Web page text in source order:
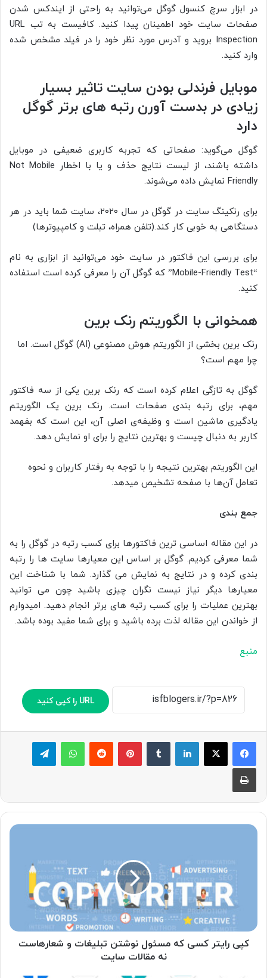
در ابزار سرچ کنسول گوگل می‌توانید به راحتی از ایندکس شدن
صفحات سایت خود اطمینان پیدا کنید. کافیست به تب URL
Inspection بروید و آدرس مورد نظر خود را در فیلد مشخص شده
وارد کنید.
موبایل فرندلی بودن سایت تاثیر بسیار
زیادی در بدست آورن رتبه های برتر گوگل
دارد
گوگل می‌گوید: صفحاتی که تجربه کاربری ضعیفی در موبایل
داشته باشند، از لیست نتایج حذف و یا با اخطار Not Mobile
Friendly نمایش داده می‌شوند.
برای رنکینگ سایت در گوگل در سال ۲۰۲۰، سایت شما باید در هر
دستگاهی به خوبی کار کند.(تلفن همراه، تبلت و کامپیوترها)
برای بررسی این فاکتور در سایت خود می‌توانید از ابزاری به نام
“Mobile-Friendly Test” که گوگل آن را معرفی کرده است استفاده
کنید.
همخوانی با الگوریتم رنک برین
رنک برین بخشی از الگوریتم هوش مصنوعی (AI) گوگل است. اما
چرا مهم است؟
گوگل به تازگی اعلام کرده است که رنک برین یکی از سه فاکتور
مهم، برای رتبه ­­­­بندی صفحات است. رنک برین یک الگوریتم
یادگیری ماشین است و وظیفه‌ی اصلی آن، این است که بفهمد
کاربر به دنبال چیست و بهترین نتایج را برای او نمایش دهد.
این الگوریتم بهترین نتیجه را با توجه به رفتار کاربران و نحوه
تعامل آن‌ها با صفحه تشخیص می­دهد.
جمع بندی
در این مقاله اساسی ترین فاکتورها برای کسب رتبه در گوگل را به
شما معرفی کردیم. گوگل بر اساس این معیارها سایت ها را رتبه
بندی کرده و در نتایج به نمایش می گذارد. شما با شناخت این
معیارها دیگر نیاز نیست نگران چیزی باشید چون می توانید
بهترین عملیات را برای کسب رتبه های برتر انجام دهید. امیدوارم
از خواندن این مقاله لذت برده باشید و برای شما مفید بوده باشد.
منبع
URL را کپی کنید
لینکدین ‫تامبلر پینترست‫رددیت واتس آپ تلگرام
چاپ
کپی
تبلیغات
شعارهاست
کپی رایتر کسی که مسئول نوشتن تبلیغات و شعارهاست
نه مقالات سایت